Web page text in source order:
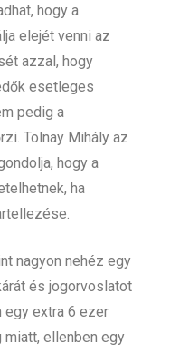
hogy a
elejét venni az
azzal, hogy
esetleges
pedig a
Tolnay Mihály az
hogy a
ha
nagyon nehéz egy
és jogorvoslatot
extra 6 ezer
ellenben egy